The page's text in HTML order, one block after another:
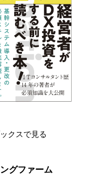
クスで見る
グファーム